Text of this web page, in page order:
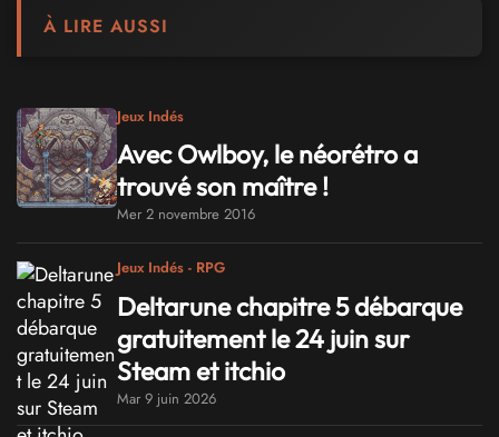
À LIRE AUSSI
Jeux Indés
Avec Owlboy, le néorétro a
trouvé son maître !
Mer 2 novembre 2016
Jeux Indés - RPG
Deltarune chapitre 5 débarque
gratuitement le 24 juin sur
Steam et itchio
Mar 9 juin 2026